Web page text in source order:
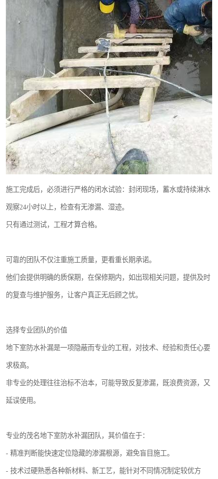
施工完成后，必须进行严格的闭水试验：封闭现场，蓄水或持续淋水
观察24小时以上，检查有无渗漏、湿迹。
只有通过测试，工程才算合格。
可靠的团队不仅注重施工质量，更看重长期承诺。
他们会提供明确的质保期，在保修期内，如出现相关问题，提供及时
的复查与维护服务，让客户真正无后顾之忧。
选择专业团队的价值
地下室防水补漏是一项隐蔽而专业的工程，对技术、经验和责任心要
求极高。
非专业的处理往往治标不治本，可能导致反复渗漏，既浪费资源，又
延误使用。
专业的茂名地下室防水补漏团队，其价值在于：
- 精准判断能快速定位隐藏的渗漏根源，避免盲目施工。
- 技术过硬熟悉各种新材料、新工艺，能针对不同情况制定较优方